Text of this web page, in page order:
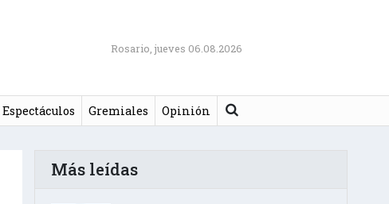
Rosario, jueves 06.08.2026
Espectáculos Gremiales Opinión Buscar
Más leídas